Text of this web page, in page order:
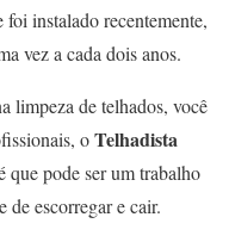
instalado recentemente,
vez a cada dois anos.
limpeza de telhados, você
oTelhadista
que pode ser um trabalho
de escorregar e cair.